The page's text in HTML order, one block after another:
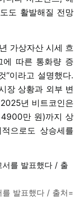
도 활발해질 전망
가상자산 시세 흐
에 따른 통화량 증
”이라고 설명했다.
장 상황과 외부 변
년 비트코인은
만 원)까지 상
으로도 상승세를
를 발표했다 / 출처=